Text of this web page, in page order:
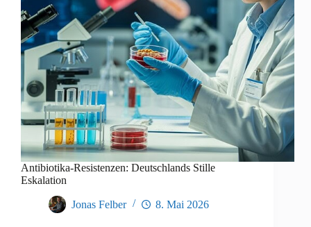
Antibiotika-Resistenzen: Deutschlands Stille
Eskalation
Jonas Felber 8. Mai 2026